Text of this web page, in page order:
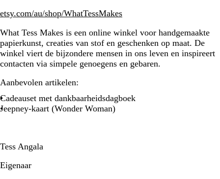
etsy.com/au/shop/WhatTessMakes
What Tess Makes is een online winkel voor handgemaakte
papierkunst, creaties van stof en geschenken op maat. De
winkel viert de bijzondere mensen in ons leven en inspireert
contacten via simpele genoegens en gebaren.
Aanbevolen artikelen:
Cadeauset met dankbaarheidsdagboek
Jeepney-kaart (Wonder Woman)
Tess Angala
Eigenaar